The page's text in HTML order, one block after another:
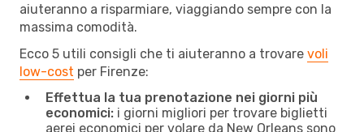
aiuteranno a risparmiare, viaggiando sempre con la
massima comodità.
Ecco 5 utili consigli che ti aiuteranno a trovare voli
low-cost per Firenze:
Effettua la tua prenotazione nei giorni più
economici: i giorni migliori per trovare biglietti
aerei economici per volare da New Orleans sono